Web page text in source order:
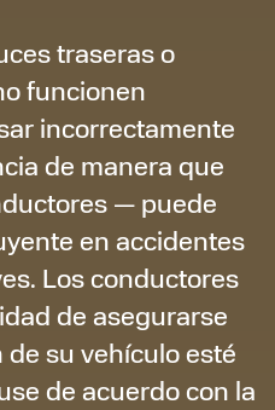
traseras o
funcionen
incorrectamente
de manera que
— puede
en accidentes
Los conductores
de asegurarse
su vehículo esté
de acuerdo con la